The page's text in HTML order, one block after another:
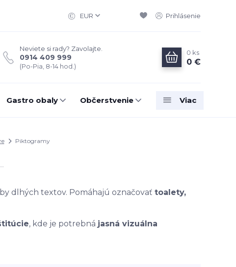
EUR Prihlásenie
Neviete si rady? Zavolajte.
0914 409 999
(Po-Pia, 8-14 hod.)
0 ks
0 €
Gastro obaly Občerstvenie Viac
Piktogramy
dlhých textov. Pomáhajú označovať toalety,
, kde je potrebná jasná vizuálna